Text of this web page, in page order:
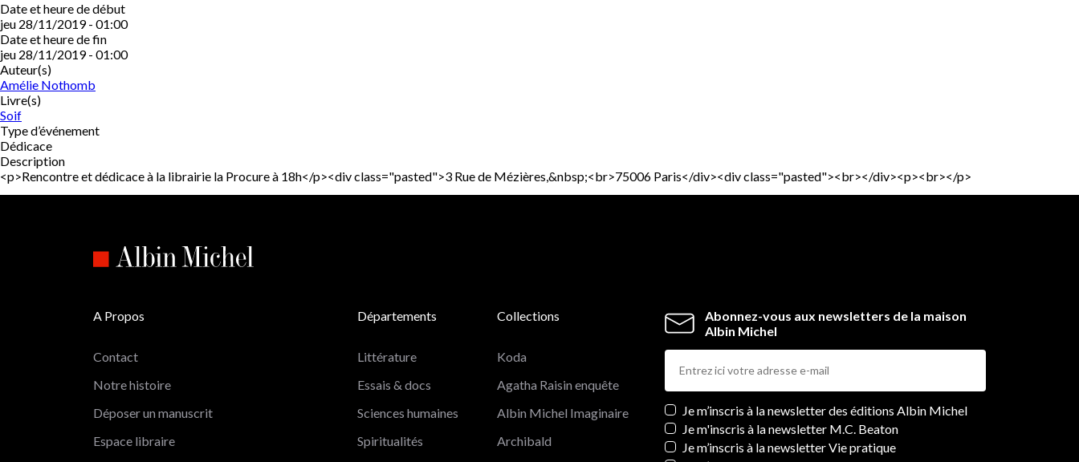
Date et heure de début
jeu 28/11/2019 - 01:00
Date et heure de fin
jeu 28/11/2019 - 01:00
Auteur(s)
Amélie Nothomb
Livre(s)
Soif
Type d’événement
Dédicace
Description
<p>Rencontre et dédicace à la librairie la Procure à 18h</p><div class="pasted">3 Rue de Mézières,&nbsp;<br>75006 Paris</div><div class="pasted"><br></div><p><br></p>
Abonnez-vous aux newsletters de la maison
Albin Michel
Newsletters
Je m’inscris à la newsletter des éditions Albin Michel
Je m'inscris à la newsletter M.C. Beaton
Je m’inscris à la newsletter Vie pratique
A Propos
Contact
Notre histoire
Déposer un manuscrit
Espace libraire
Départements
Littérature
Essais & docs
Sciences humaines
Spiritualités
Collections
Koda
Agatha Raisin enquête
Albin Michel Imaginaire
Archibald